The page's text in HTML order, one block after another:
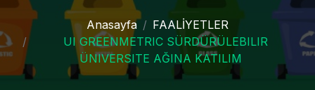
Anasayfa
FAALİYETLER
UI GREENMETRIC SÜRDÜRÜLEBILIR
ÜNIVERSITE AĞINA KATILIM